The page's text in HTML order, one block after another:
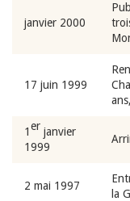
janvier 2000
17 juin 1999
1er janvier
1999
2 mai 1997
la